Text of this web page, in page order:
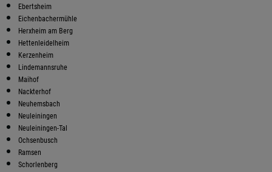
Ebertsheim
Eichenbachermühle
Herxheim am Berg
Hettenleidelheim
Kerzenheim
Lindemannsruhe
Maihof
Nackterhof
Neuhemsbach
Neuleiningen
Neuleiningen-Tal
Ochsenbusch
Ramsen
Schorlenberg